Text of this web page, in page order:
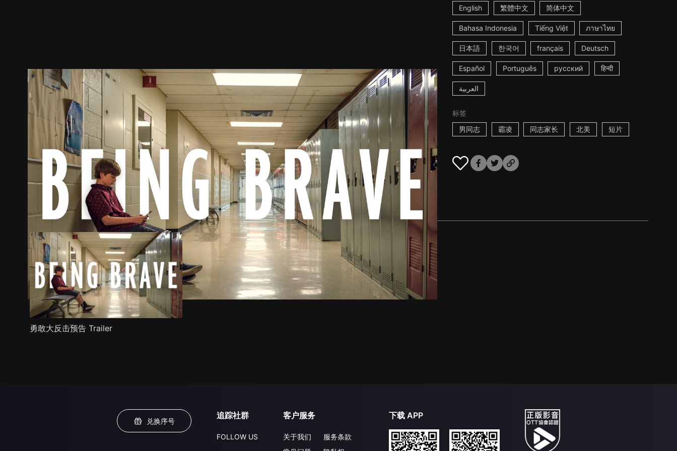
English 繁體中文 简体中文
Bahasa Indonesia Tiếng Việt ภาษาไทย
日本語 한국어 français Deutsch
Español Português русский हिन्दी
العربية
标签
男同志
霸凌 同志家长 北美 短片
剧照 推荐影片 剧情介绍
勇敢大反击预告 Trailer
兑换序号
追踪社群
FOLLOW US
客户服务
关于我们
服务条款
下载 APP